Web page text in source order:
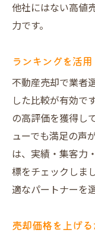
は
未来の
一歩
他社にはない高値
力です。
ランキングを活
不動産売却で業者
した比較が有効で
の高評価を獲得し
ューでも満足の声
は、実績・集客力
標をチェックしま
適なパートナーを
売却価格を上げ